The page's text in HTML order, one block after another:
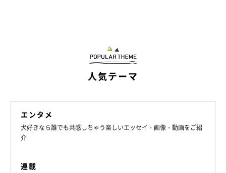
▼YouTubeはこちら
ミニチュアダックスフンドのみーちゃんねる
人気テーマ
エンタメ
犬好きなら誰でも共感しちゃう楽しいエッセイ・画像・動画をご紹
介
連載